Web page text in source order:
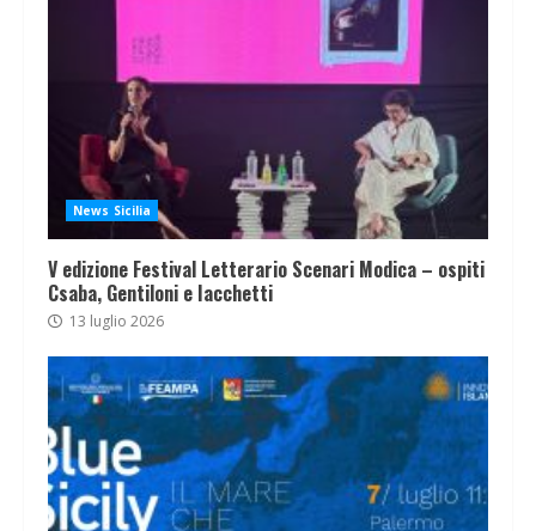
News Sicilia
V edizione Festival Letterario Scenari Modica – ospiti
Csaba, Gentiloni e Iacchetti
13 luglio 2026